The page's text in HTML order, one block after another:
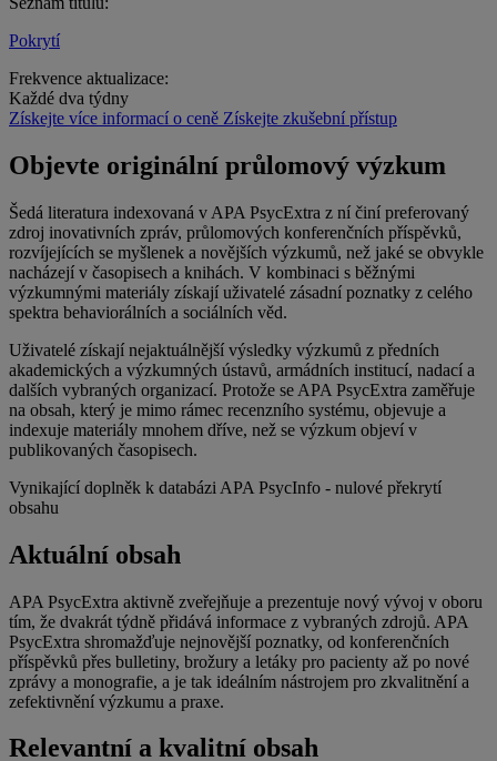
Pokrytí
Frekvence aktualizace:
Každé dva týdny
Získejte více informací o ceně Získejte zkušební přístup
Objevte originální průlomový výzkum
Šedá literatura indexovaná v APA PsycExtra z ní činí preferovaný
zdroj inovativních zpráv, průlomových konferenčních příspěvků,
rozvíjejících se myšlenek a novějších výzkumů, než jaké se obvykle
nacházejí v časopisech a knihách. V kombinaci s běžnými
výzkumnými materiály získají uživatelé zásadní poznatky z celého
spektra behaviorálních a sociálních věd.
Uživatelé získají nejaktuálnější výsledky výzkumů z předních
akademických a výzkumných ústavů, armádních institucí, nadací a
dalších vybraných organizací. Protože se APA PsycExtra zaměřuje
na obsah, který je mimo rámec recenzního systému, objevuje a
indexuje materiály mnohem dříve, než se výzkum objeví v
publikovaných časopisech.
Vynikající doplněk k databázi APA PsycInfo - nulové překrytí
obsahu
Aktuální obsah
APA PsycExtra aktivně zveřejňuje a prezentuje nový vývoj v oboru
tím, že dvakrát týdně přidává informace z vybraných zdrojů. APA
PsycExtra shromažďuje nejnovější poznatky, od konferenčních
příspěvků přes bulletiny, brožury a letáky pro pacienty až po nové
zprávy a monografie, a je tak ideálním nástrojem pro zkvalitnění a
zefektivnění výzkumu a praxe.
Relevantní a kvalitní obsah